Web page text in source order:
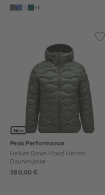
+1
Neu
Peak Performance
Helium Down Hood Herren
Daunenjacke
280,00 €